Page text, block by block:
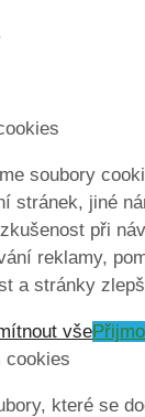
soubory
stránek, jiné
při
reklamy,
a stránky
vše
cookies
které se